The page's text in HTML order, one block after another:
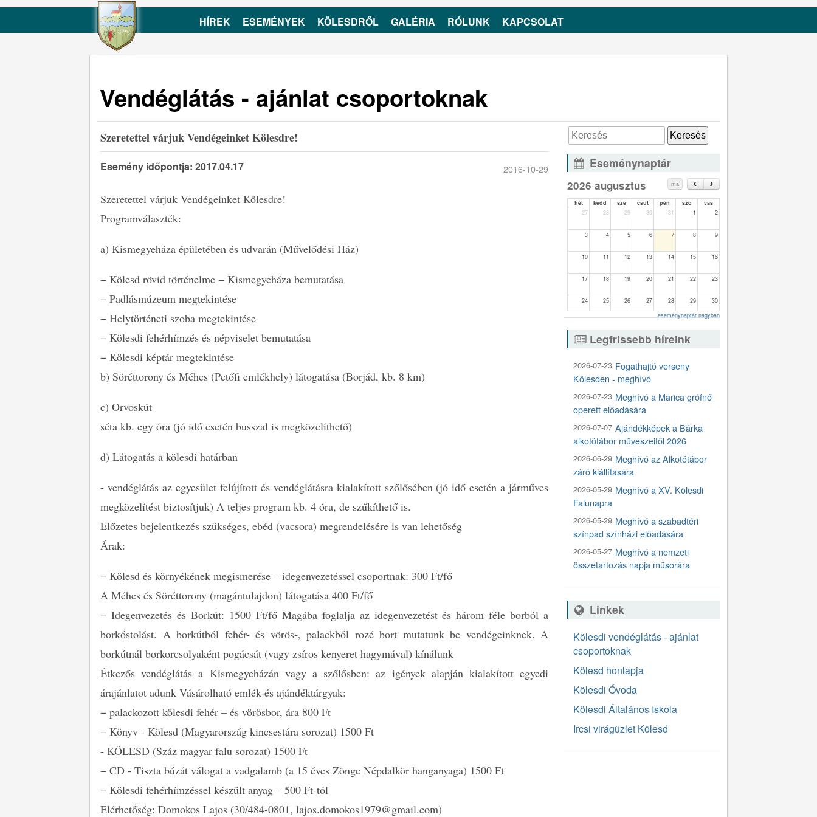
HÍREK ESEMÉNYEK KÖLESDRŐL GALÉRIA RÓLUNK KAPCSOLAT
Vendéglátás - ajánlat csoportoknak
Szeretettel várjuk Vendégeinket Kölesdre!
Esemény időpontja: 2017.04.17 2016-10-29
Szeretettel várjuk Vendégeinket Kölesdre!
Programválaszték:
a) Kismegyeháza épületében és udvarán (Művelődési Ház)
− Kölesd rövid történelme − Kismegyeháza bemutatása
− Padlásmúzeum megtekintése
− Helytörténeti szoba megtekintése
− Kölesdi fehérhímzés és népviselet bemutatása
− Kölesdi képtár megtekintése
b) Söréttorony és Méhes (Petőfi emlékhely) látogatása (Borjád, kb. 8 km)
c) Orvoskút
séta kb. egy óra (jó idő esetén busszal is megközelíthető)
d) Látogatás a kölesdi határban
- vendéglátás az egyesület felújított és vendéglátásra kialakított szőlősében (jó idő esetén a járműves
megközelítést biztosítjuk) A teljes program kb. 4 óra, de szűkíthető is.
Előzetes bejelentkezés szükséges, ebéd (vacsora) megrendelésére is van lehetőség
Árak:
− Kölesd és környékének megismerése – idegenvezetéssel csoportnak: 300 Ft/fő
A Méhes és Söréttorony (magántulajdon) látogatása 400 Ft/fő
− Idegenvezetés és Borkút: 1500 Ft/fő Magába foglalja az idegenvezetést és három féle borból a
borkóstolást. A borkútból fehér- és vörös-, palackból rozé bort mutatunk be vendégeinknek. A
borkútnál borkorcsolyaként pogácsát (vagy zsíros kenyeret hagymával) kínálunk
Étkezős vendéglátás a Kismegyeházán vagy a szőlősben: az igények alapján kialakított egyedi
árajánlatot adunk Vásárolható emlék-és ajándéktárgyak:
− palackozott kölesdi fehér – és vörösbor, ára 800 Ft
− Könyv - Kölesd (Magyarország kincsestára sorozat) 1500 Ft
- KÖLESD (Száz magyar falu sorozat) 1500 Ft
− CD - Tiszta búzát válogat a vadgalamb (a 15 éves Zönge Népdalkör hanganyaga) 1500 Ft
− Kölesdi fehérhímzéssel készült anyag – 500 Ft-tól
Elérhetőség: Domokos Lajos (30/484-0801, lajos.domokos1979@gmail.com)
Eseménynaptár
2026 augusztus ma
hét kedd sze csüt pén szo
vas
27
28 29 30 31 1 2
3 4 5 6 7 8 9
10 11 12 13 14 15 16
17 18 19 20 21 22 23
24 25 26 27 28 29 30
eseménynaptár nagyban
Legfrissebb híreink
2026-07-23 Fogathajtó verseny
Kölesden - meghívó
2026-07-23 Meghívó a Marica grófnő
operett előadására
2026-07-07 Ajándékképek a Bárka
alkotótábor művészeitől 2026
2026-06-29 Meghívó az Alkotótábor
záró kiállítására
2026-05-29 Meghívó a XV. Kölesdi
Falunapra
2026-05-29 Meghívó a szabadtéri
színpad színházi előadására
2026-05-27 Meghívó a nemzeti
összetartozás napja műsorára
Linkek
Kölesdi vendéglátás - ajánlat
csoportoknak
Kölesd honlapja
Kölesdi Óvoda
Kölesdi Általános Iskola
Ircsi virágüzlet Kölesd